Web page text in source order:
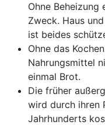
Ohne
Zweck. Haus
ist beides
Ohne das
Nahrungsmittel
einmal Brot.
Die früher
wird durch ihren
Jahrhunderts